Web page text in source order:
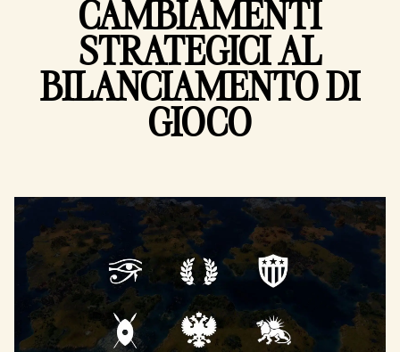
CAMBIAMENTI
STRATEGICI AL
BILANCIAMENTO DI
GIOCO